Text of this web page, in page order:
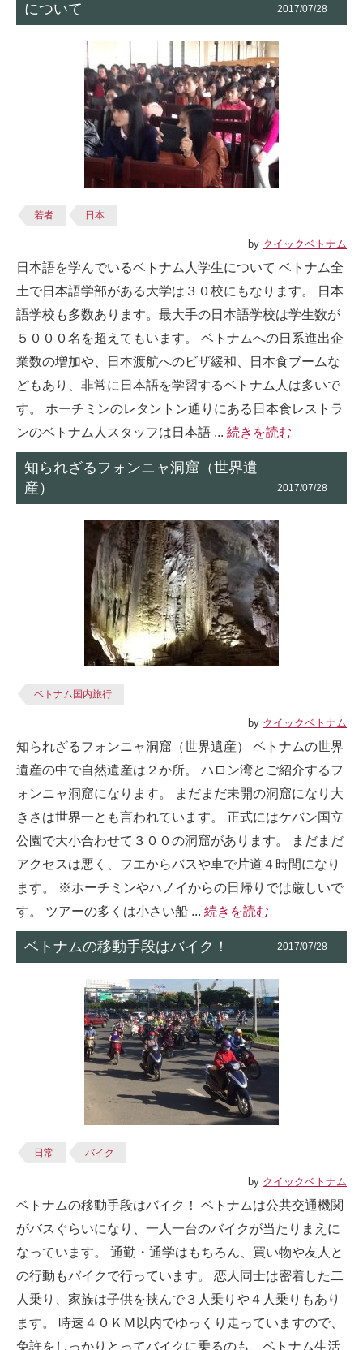
について
2017/07/28
若者 日本
by クイックベトナム
日本語を学んでいるベトナム人学生について ベトナム全
土で日本語学部がある大学は３０校にもなります。 日本
語学校も多数あります。最大手の日本語学校は学生数が
５０００名を超えてもいます。 ベトナムへの日系進出企
業数の増加や、日本渡航へのビザ緩和、日本食ブームな
どもあり、非常に日本語を学習するベトナム人は多いで
す。 ホーチミンのレタントン通りにある日本食レストラ
ンのベトナム人スタッフは日本語 ... 続きを読む
知られざるフォンニャ洞窟（世界遺
産）
2017/07/28
ベトナム国内旅行
by クイックベトナム
知られざるフォンニャ洞窟（世界遺産） ベトナムの世界
遺産の中で自然遺産は２か所。 ハロン湾とご紹介するフ
ォンニャ洞窟になります。 まだまだ未開の洞窟になり大
きさは世界一とも言われています。 正式にはケバン国立
公園で大小合わせて３００の洞窟があります。 まだまだ
アクセスは悪く、フエからバスや車で片道４時間になり
ます。 ※ホーチミンやハノイからの日帰りでは厳しいで
す。 ツアーの多くは小さい船 ... 続きを読む
ベトナムの移動手段はバイク！ 2017/07/28
日常 バイク
by クイックベトナム
ベトナムの移動手段はバイク！ ベトナムは公共交通機関
がバスぐらいになり、一人一台のバイクが当たりまえに
なっています。 通勤・通学はもちろん、買い物や友人と
の行動もバイクで行っています。 恋人同士は密着した二
人乗り、家族は子供を挟んで３人乗りや４人乗りもあり
ます。 時速４０ＫＭ以内でゆっくり走っていますので、
免許をしっかりとってバイクに乗るのも、ベトナム生活